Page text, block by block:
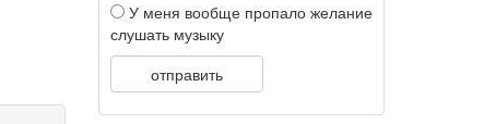
У меня вообще пропало желание
слушать музыку
отправить